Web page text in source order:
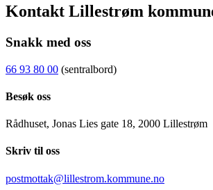
Kontakt Lillestrøm
Snakk med oss
66 93 80 00 (sentralbord)
Besøk oss
Rådhuset, Jonas Lies gate 18, 2000 Lillestrøm
Skriv til oss
postmottak@lillestrom.kommune.no